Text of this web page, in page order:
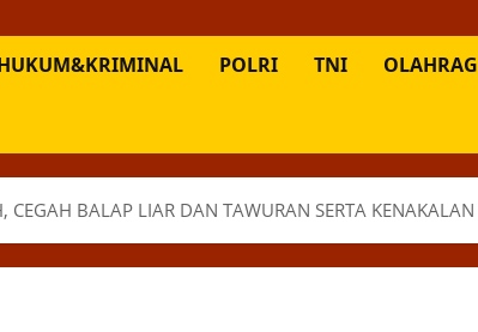
POLRI TNI
CEGAH BALAP LIAR DAN TAWURAN SERTA